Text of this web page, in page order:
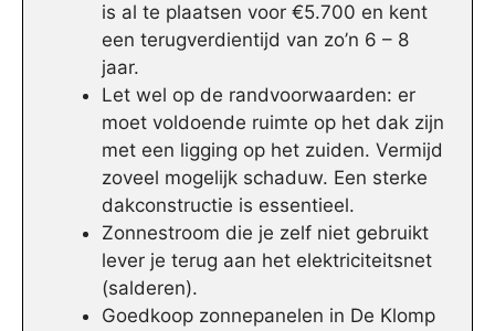
is al te plaatsen voor €5.700 en kent
een terugverdientijd van zo’n 6 – 8
jaar.
Let wel op de randvoorwaarden: er
moet voldoende ruimte op het dak zijn
met een ligging op het zuiden. Vermijd
zoveel mogelijk schaduw. Een sterke
dakconstructie is essentieel.
Zonnestroom die je zelf niet gebruikt
lever je terug aan het elektriciteitsnet
(salderen).
Goedkoop zonnepanelen in De Klomp